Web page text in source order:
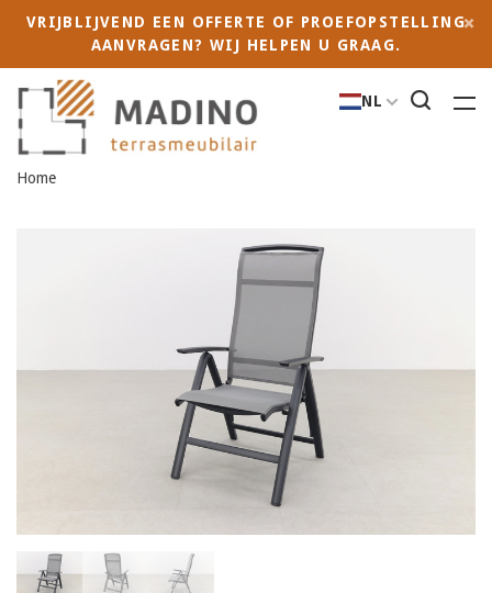
VRIJBLIJVEND EEN OFFERTE OF PROEFOPSTELLING
AANVRAGEN? WIJ HELPEN U GRAAG.
NL
Home